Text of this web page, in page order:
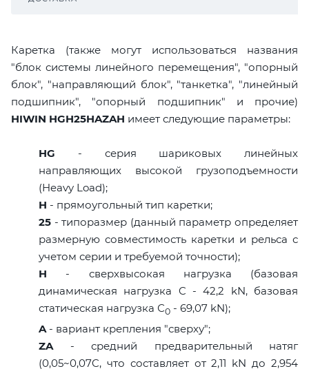
Каретка (также могут использоваться названия
"блок системы линейного перемещения", "опорный
блок", "направляющий блок", "танкетка", "линейный
подшипник", "опорный подшипник" и прочие)
HIWIN HGH25HAZAH имеет следующие параметры:
HG - серия шариковых линейных
направляющих высокой грузоподъемности
(Heavy Load);
H - прямоугольный тип каретки;
25 - типоразмер (данный параметр определяет
размерную совместимость каретки и рельса с
учетом серии и требуемой точности);
H - сверхвысокая нагрузка (базовая
динамическая нагрузка C - 42,2 kN, базовая
статическая нагрузка С0 - 69,07 kN);
A - вариант крепления "сверху";
ZA - средний предварительный натяг
(0,05~0,07C, что составляет от 2,11 kN до 2,954